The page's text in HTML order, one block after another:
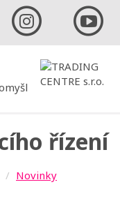
řízení
Novinky